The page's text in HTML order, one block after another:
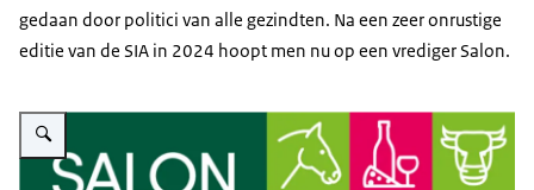
gedaan door politici van alle gezindten. Na een zeer onrustige
editie van de SIA in 2024 hoopt men nu op een vrediger Salon.
Vergroot afbeelding SIA 2025